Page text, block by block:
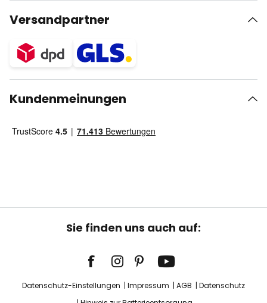
Versandpartner
Kundenmeinungen
Sie finden uns auch auf:
Datenschutz-Einstellungen Impressum AGB
Datenschutz